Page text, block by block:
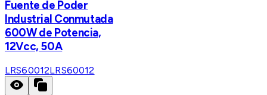
Fuente de Poder
Industrial Conmutada
600W de Potencia,
12Vcc, 50A
LRS60012LRS60012